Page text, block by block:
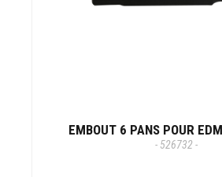
EMBOUT 6 PANS POUR
- 526732 -